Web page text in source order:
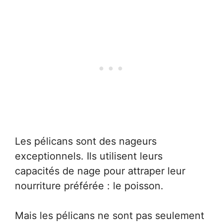
Les pélicans sont des nageurs
exceptionnels. Ils utilisent leurs
capacités de nage pour attraper leur
nourriture préférée : le poisson.
Mais les pélicans ne sont pas seulement